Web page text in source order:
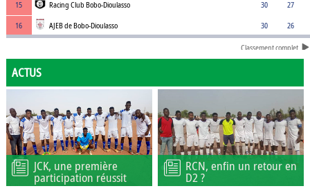
15
Racing Club Bobo-Dioulasso 30
27
16
AJEB de Bobo-Dioulasso 30 26
Classement complet
ACTUS
JCK, une première
participation réussit
RCN, enfin un retour en
D2 ?